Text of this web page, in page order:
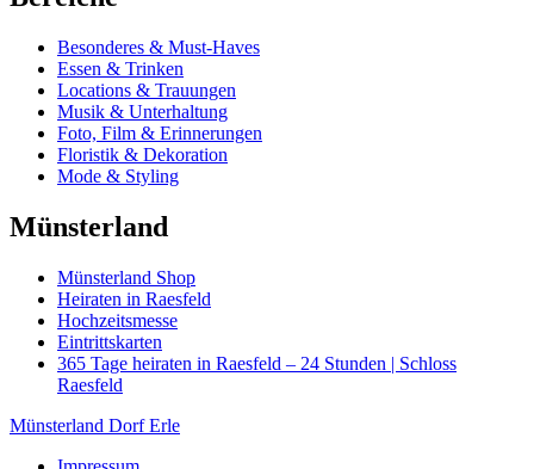
Besonderes & Must-Haves
Essen & Trinken
Locations & Trauungen
Musik & Unterhaltung
Foto, Film & Erinnerungen
Floristik & Dekoration
Mode & Styling
Münsterland
Münsterland Shop
Heiraten in Raesfeld
Hochzeitsmesse
Eintrittskarten
365 Tage heiraten in Raesfeld – 24 Stunden | Schloss
Raesfeld
Münsterland Dorf Erle